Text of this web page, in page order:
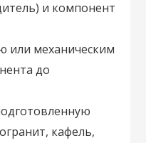
и компонент
или механическим
до
кафель,